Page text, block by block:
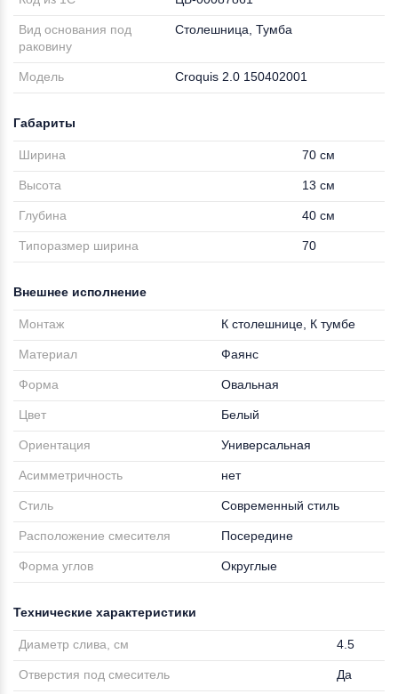
Вид основания под
раковину
Столешница, Тумба
Модель Croquis 2.0 150402001
Габариты
Ширина 70 см
Высота 13 см
Глубина 40 см
Типоразмер ширина 70
Внешнее исполнение
Монтаж К столешнице, К тумбе
Материал Фаянс
Форма Овальная
Цвет Белый
Ориентация Универсальная
Асимметричность нет
Стиль Современный стиль
Расположение смесителя Посередине
Форма углов Округлые
Технические характеристики
Диаметр слива, см 4.5
Отверстия под смеситель Да